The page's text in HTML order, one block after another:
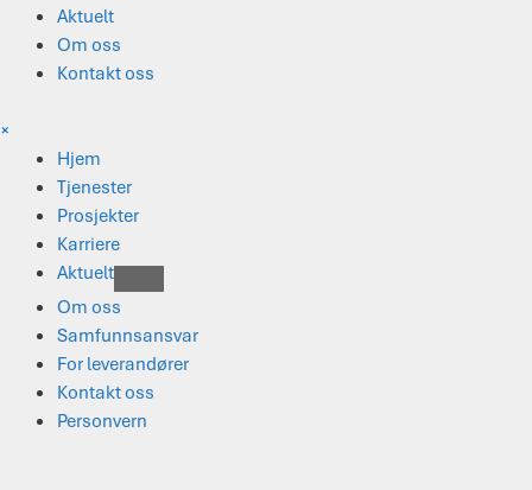
Aktuelt
Om oss
Kontakt oss
×
Hjem
Tjenester
Prosjekter
Karriere
Aktuelt
Om oss
Samfunnsansvar
For leverandører
Kontakt oss
Personvern